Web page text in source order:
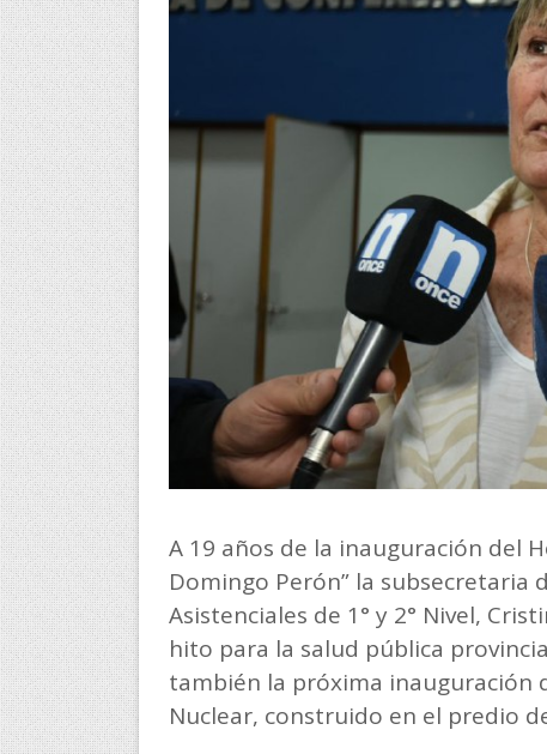
A 19 años de la inauguración del
Domingo Perón” la subsecretaria
Asistenciales de 1° y 2° Nivel,
hito para la salud pública
también la próxima inauguración
Nuclear, construido en el predio